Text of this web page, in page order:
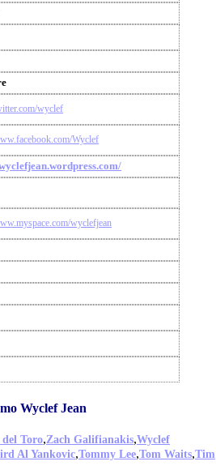
wyclef
Wyclef
wyclefjean
Wyclef Jean
del Toro,Zach Galifianakis,Wyclef
Al Yankovic,Tommy Lee,Tom Waits,Tim